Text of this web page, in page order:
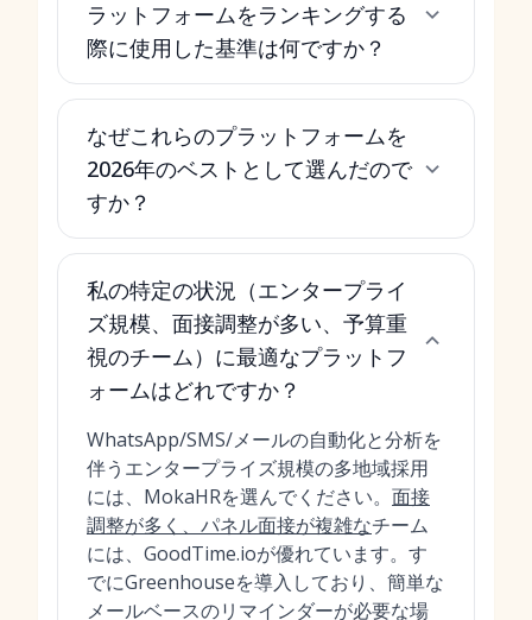
ラットフォームをランキングする
際に使用した基準は何ですか？
なぜこれらのプラットフォームを
2026年のベストとして選んだので
すか？
私の特定の状況（エンタープライ
ズ規模、面接調整が多い、予算重
視のチーム）に最適なプラットフ
ォームはどれですか？
WhatsApp/SMS/メールの自動化と分析を
伴うエンタープライズ規模の多地域採用
には、MokaHRを選んでください。 面接
調整が多く、パネル面接が複雑なチーム
には、GoodTime.ioが優れています。す
でにGreenhouseを導入しており、簡単な
メールベースのリマインダーが必要な場